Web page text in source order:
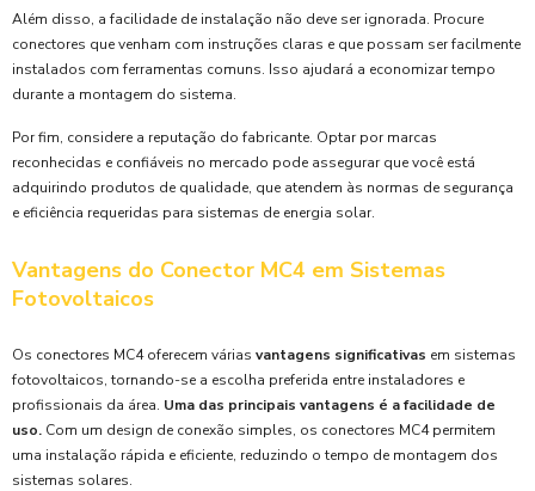
Além disso, a facilidade de instalação não deve ser ignorada. Procure
conectores que venham com instruções claras e que possam ser facilmente
instalados com ferramentas comuns. Isso ajudará a economizar tempo
durante a montagem do sistema.
Por fim, considere a reputação do fabricante. Optar por marcas
reconhecidas e confiáveis no mercado pode assegurar que você está
adquirindo produtos de qualidade, que atendem às normas de segurança
e eficiência requeridas para sistemas de energia solar.
Vantagens do Conector MC4 em Sistemas
Fotovoltaicos
Os conectores MC4 oferecem várias vantagens significativas em sistemas
fotovoltaicos, tornando-se a escolha preferida entre instaladores e
profissionais da área. Uma das principais vantagens é a facilidade de
uso. Com um design de conexão simples, os conectores MC4 permitem
uma instalação rápida e eficiente, reduzindo o tempo de montagem dos
sistemas solares.